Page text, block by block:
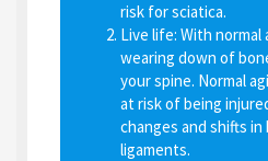
risk for sciatica.
Live life: With normal
wearing down of
your spine. Normal
at risk of being
changes and shifts in
ligaments.